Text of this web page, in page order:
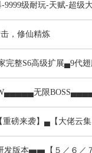
9999级耐玩-天赋-超级
，修仙精炼
整S6高级扩展▄9代
无限
磅来袭】▄【大佬云
本▅▅【５／６／７